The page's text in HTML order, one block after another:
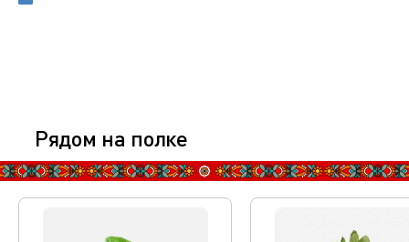
Рядом на полке